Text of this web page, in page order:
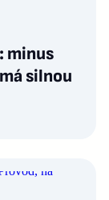
minus
silnou